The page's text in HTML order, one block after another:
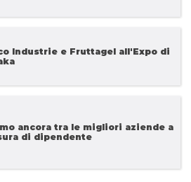
Industrie e Fruttagel all'Expo di
ancora tra le migliori aziende a
di dipendente